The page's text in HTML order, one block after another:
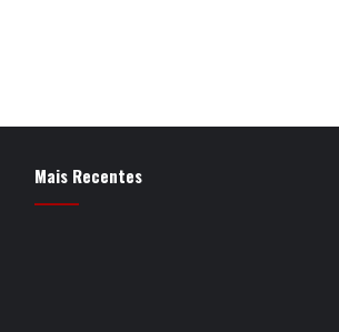
Mais Recentes